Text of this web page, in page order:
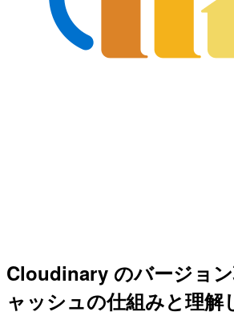
Cloudinary のバージョ
ャッシュの仕組みと理解